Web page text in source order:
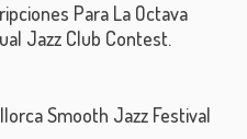
Para La Octava
Jazz Club Contest.
Smooth Jazz Festival